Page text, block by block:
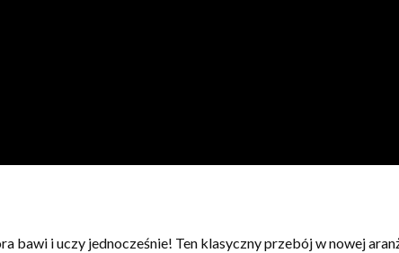
bawi i uczy jednocześnie! Ten klasyczny przebój w nowej